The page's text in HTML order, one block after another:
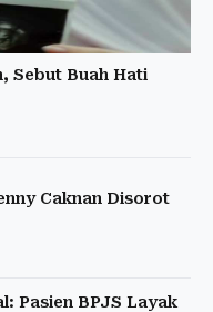
Sebut Buah Hati
Caknan Disorot
Pasien BPJS Layak